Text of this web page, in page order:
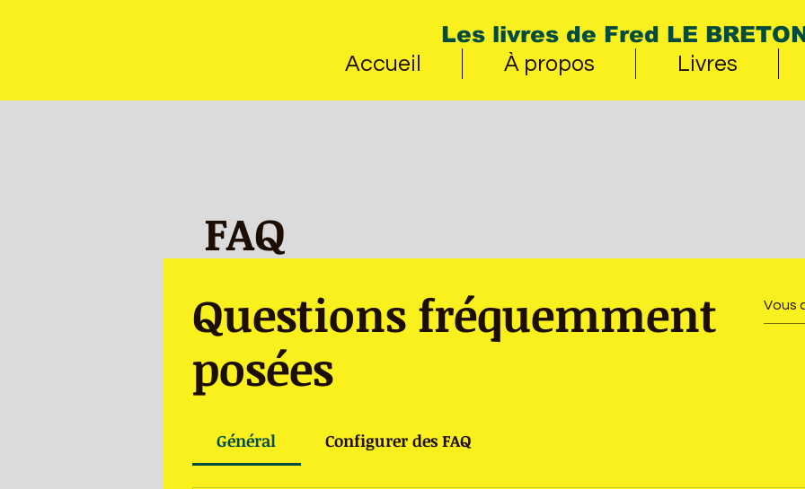
Les livres de Fred LE
Accueil À propos Livres
FAQ
Questions fréquemment
posées
Général Configurer des FAQ